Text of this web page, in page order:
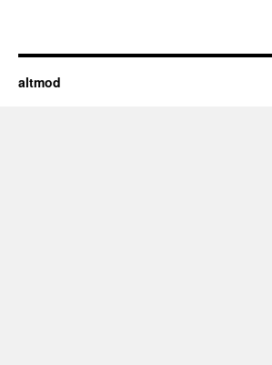
altmod